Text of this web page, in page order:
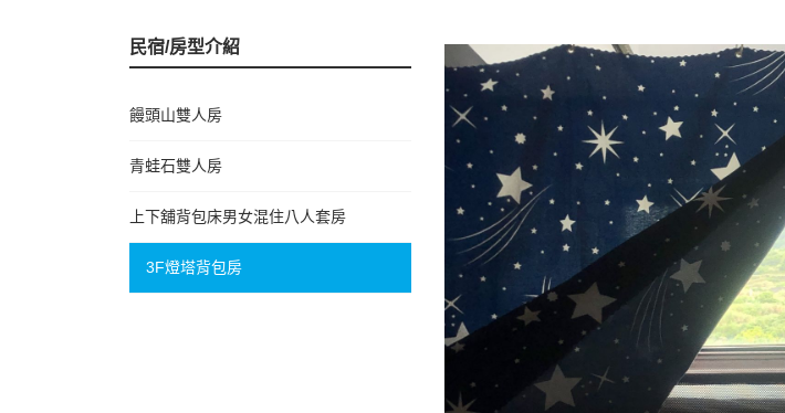
民宿/房型介紹
饅頭山雙人房
青蛙石雙人房
上下舖背包床男女混住八人套房
3F燈塔背包房